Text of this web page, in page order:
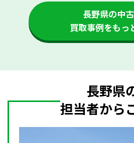
長野県の中
買取事例をもっ
長野県
担当者から